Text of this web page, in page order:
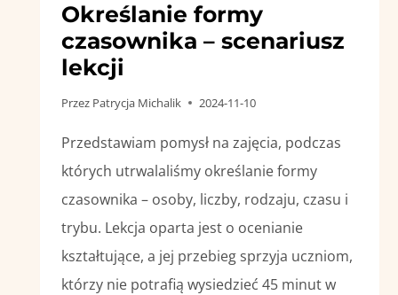
Określanie formy
czasownika – scenariusz
lekcji
Przez Patrycja Michalik 2024-11-10
Przedstawiam pomysł na zajęcia, podczas
których utrwalaliśmy określanie formy
czasownika – osoby, liczby, rodzaju, czasu i
trybu. Lekcja oparta jest o ocenianie
kształtujące, a jej przebieg sprzyja uczniom,
którzy nie potrafią wysiedzieć 45 minut w